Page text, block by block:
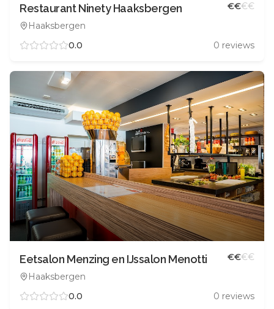
Restaurant Ninety Haaksbergen
Haaksbergen
€€€€
0.0 0 reviews
Eetsalon Menzing en IJssalon Menotti
Haaksbergen
€€€€
0.0 0 reviews